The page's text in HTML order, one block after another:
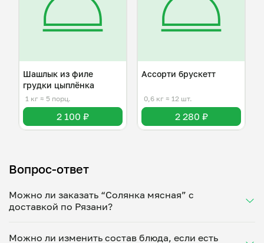
Шашлык из филе
грудки цыплёнка
1 кг ≈ 5 порц.
2 100 ₽
Ассорти брускетт
0,6 кг ≈ 12 шт.
2 280 ₽
Вопрос-ответ
Можно ли заказать “Солянка мясная” с
доставкой по Рязани?
Укажите удобное время — и получите свежее
Можно ли изменить состав блюда, если есть